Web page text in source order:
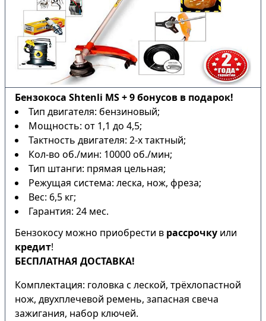
Бензокоса Shtenli MS + 9 бонусов в подарок!
Тип двигателя: бензиновый;
Мощность: от 1,1 до 4,5;
Тактность двигателя: 2-х тактный;
Кол-во об./мин: 10000 об./мин;
Тип штанги: прямая цельная;
Режущая система: леска, нож, фреза;
Вес: 6,5 кг;
Гарантия: 24 мес.
Бензокосу можно приобрести в рассрочку или
кредит!
БЕСПЛАТНАЯ ДОСТАВКА!
Комплектация: головка с леской, трёхлопастной
нож, двухплечевой ремень, запасная свеча
зажигания, набор ключей.